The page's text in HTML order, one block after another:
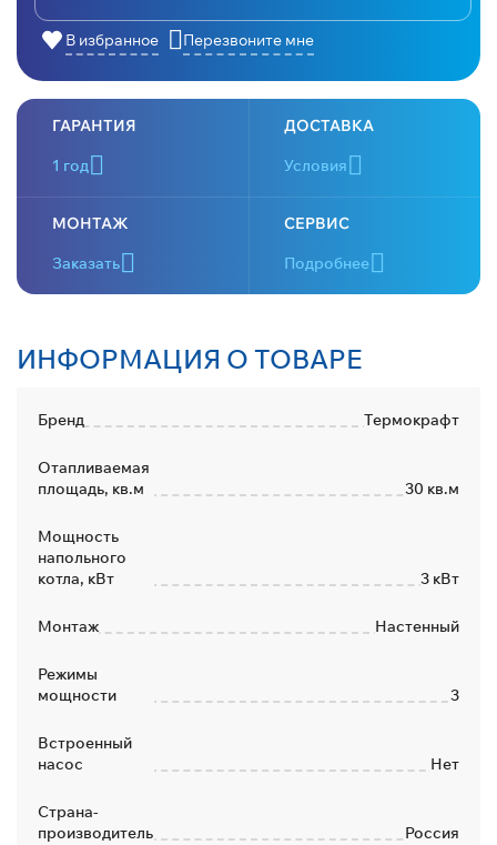
В избранное Перезвоните мне
ГАРАНТИЯ
1 год
ДОСТАВКА
Условия
МОНТАЖ
Заказать
СЕРВИС
Подробнее
ИНФОРМАЦИЯ О ТОВАРЕ
Бренд Термокрафт
Отапливаемая
площадь, кв.м
30 кв.м
Мощность
напольного
котла, кВт
3 кВт
Монтаж Настенный
Режимы
мощности
3
Встроенный
насос
Нет
Страна-
производитель
Россия